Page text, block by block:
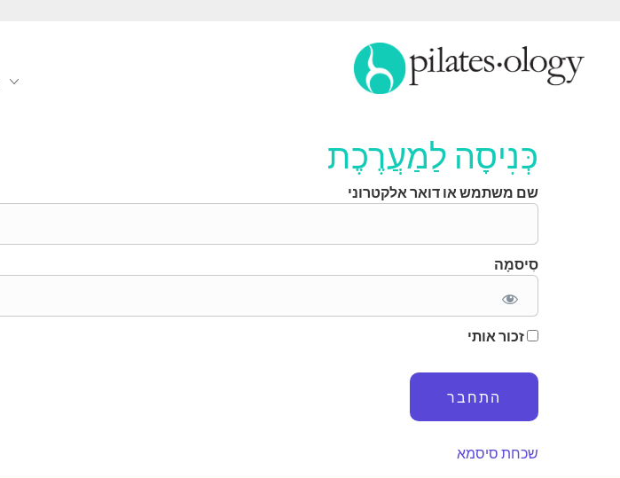
כְּנִיסָה לַמַעֲרֶכֶת
שם משתמש או דואר אלקטרוני
סִיסמָה
זכור אותי
שכחת סיסמא